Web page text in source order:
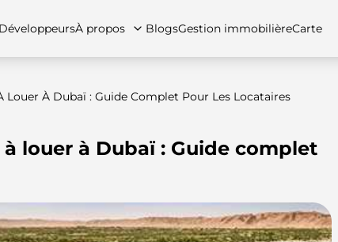
Villas Maisons de ville
Appartements Villas
À propos
nous Carrières FAQs
BlogsGestion immobilièreCarte
À Dubaï : Guide Complet Pour Les Locataires
louer à Dubaï : Guide complet